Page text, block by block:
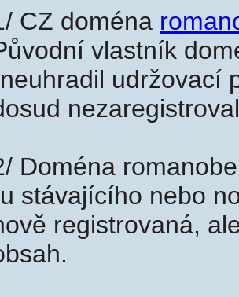
CZ doména
vlastník
udržovací
Doména
stávajícího nebo
registrovaná,